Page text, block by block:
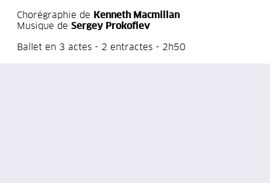
Chorégraphie de
Kenneth Macmillan
Musique de Sergey Prokofiev
Ballet en 3 actes - 2 entractes - 2h50